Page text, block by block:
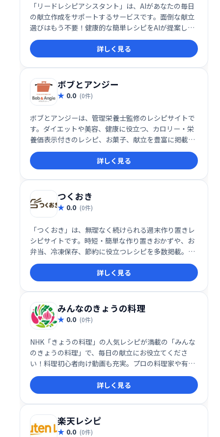
「リードレシピアシスタント」は、AIがあなたの毎日
の献立作成をサポートするサービスです。面倒な献立
選びはもう不要！健康的な簡単レシピをAIが提案し、
忙しい毎日でも手軽に美味しい料理が楽しめます。 時
間を節約し、家族の健康をサポートする、頼れるキッ
チンパートナーです。
詳しく見る
ボブとアンジー
0.0 (0件)
ボブとアンジーは、管理栄養士監修のレシピサイトで
す。ダイエットや美容、健康に役立つ、カロリー・栄
養価表示付きのレシピ、お菓子、献立を豊富に掲載。
安心しておいしい料理を楽しめる、頼れるレシピサイ
トです。
詳しく見る
つくおき
0.0 (0件)
「つくおき」は、無理なく続けられる週末作り置きレ
シピサイトです。時短・簡単な作り置きおかずや、お
弁当、冷凍保存、節約に役立つレシピを多数掲載。人
気の常備菜レシピも満載なので、あなたの食卓を豊か
に彩るヒントが見つかるはずです。2015年には書籍も
出版！
詳しく見る
みんなのきょうの料理
0.0 (0件)
NHK「きょうの料理」の人気レシピが満載の「みんな
のきょうの料理」で、毎日の献立にお役立てくださ
い！料理初心者向け動画も充実。プロの料理家や有名
講師のレシピを簡単検索、自分だけのレシピ集も作れ
ます。料理の投稿も可能ですので、ぜひご利用くださ
い。
詳しく見る
楽天レシピ
0.0 (0件)